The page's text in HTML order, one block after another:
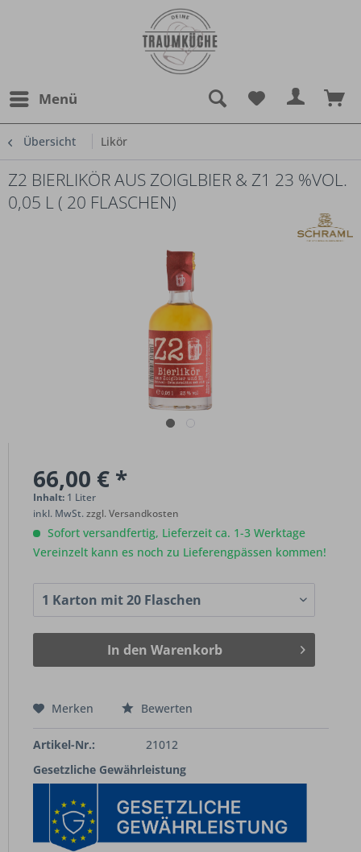
Menü
Übersicht Likör
Z2 BIERLIKÖR AUS ZOIGLBIER & Z1 23 %VOL.
0,05 L ( 20 FLASCHEN)
66,00 € *
Inhalt: 1 Liter
inkl. MwSt.zzgl. Versandkosten
Sofort versandfertig, Lieferzeit ca. 1-3 Werktage
Vereinzelt kann es noch zu Lieferengpässen kommen!
In den Warenkorb
Merken Bewerten
Artikel-Nr.:
21012
Gesetzliche Gewährleistung